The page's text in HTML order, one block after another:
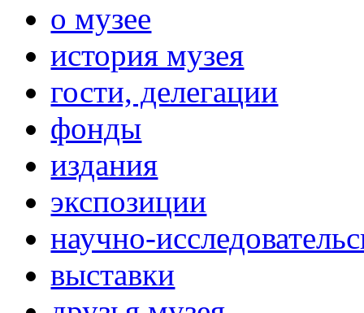
о музее
история музея
гости, делегации
фонды
издания
экспозиции
научно-
выставки